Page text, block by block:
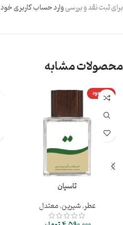
برای ثبت نقد و بررسیوارد حساب کاربری خود
محصولات مشابه
ناموجود
تاسیان
عطر,شیرین,معتدل